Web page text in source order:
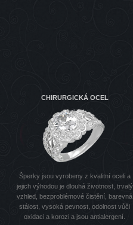
CHIRURGICKÁ OCEL
Šperky jsou vyrobeny z kvalitní oceli a
jejich výhodou je dlouhá životnost, trvalý
vzhled, bezproblémové čistění, barevná
stálost, vysoká pevnost, odolnost vůči
oxidaci a korozi a jsou antialergení.